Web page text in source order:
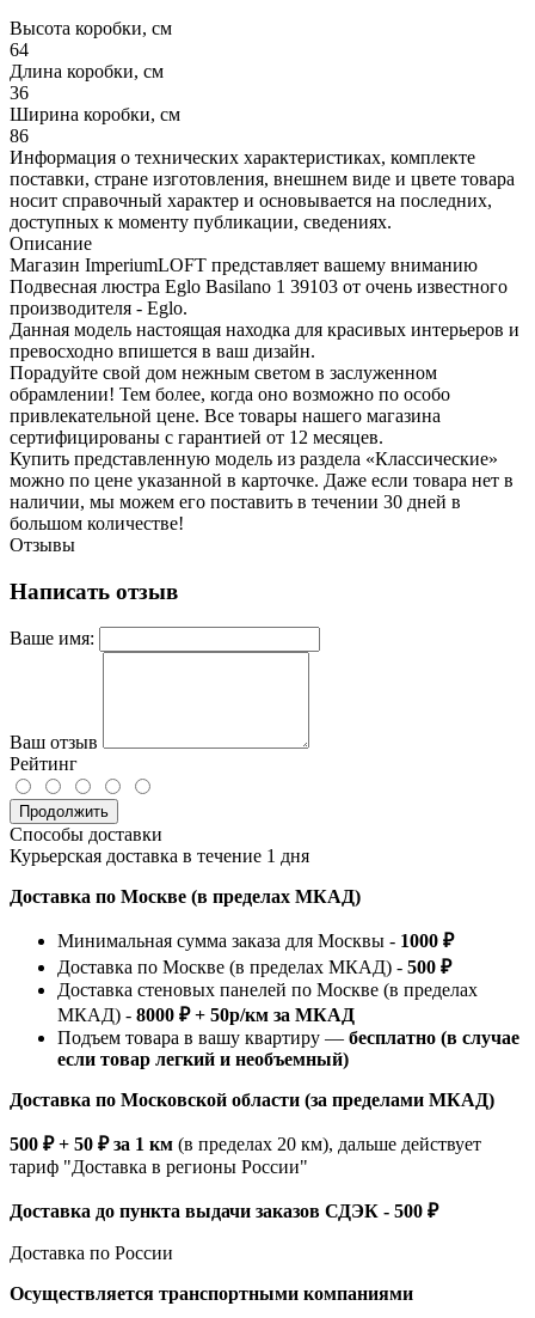
Высота коробки, см
64
Длина коробки, см
36
Ширина коробки, см
86
Информация о технических характеристиках, комплекте
поставки, стране изготовления, внешнем виде и цвете товара
носит справочный характер и основывается на последних,
доступных к моменту публикации, сведениях.
Описание
Магазин ImperiumLOFT представляет вашему вниманию
Подвесная люстра Eglo Basilano 1 39103 от очень известного
производителя - Eglo.
Данная модель настоящая находка для красивых интерьеров и
превосходно впишется в ваш дизайн.
Порадуйте свой дом нежным светом в заслуженном
обрамлении! Тем более, когда оно возможно по особо
привлекательной цене. Все товары нашего магазина
сертифицированы с гарантией от 12 месяцев.
Купить представленную модель из раздела «Классические»
можно по цене указанной в карточке. Даже если товара нет в
наличии, мы можем его поставить в течении 30 дней в
большом количестве!
Отзывы
Написать отзыв
Ваше имя:
Ваш отзыв
Рейтинг
Продолжить
Способы доставки
Курьерская доставка в течение 1 дня
Доставка по Москве (в пределах МКАД)
Минимальная сумма заказа для Москвы - 1000 ₽
Доставка по Москве (в пределах МКАД) - 500 ₽
Доставка стеновых панелей по Москве (в пределах
МКАД) - 8000 ₽ + 50р/км за МКАД
Подъем товара в вашу квартиру — бесплатно (в случае
если товар легкий и необъемный)
Доставка по Московской области (за пределами МКАД)
500 ₽ + 50 ₽ за 1 км (в пределах 20 км), дальше действует
тариф "Доставка в регионы России"
Доставка до пункта выдачи заказов СДЭК - 500 ₽
Доставка по России
Осуществляется транспортными компаниями